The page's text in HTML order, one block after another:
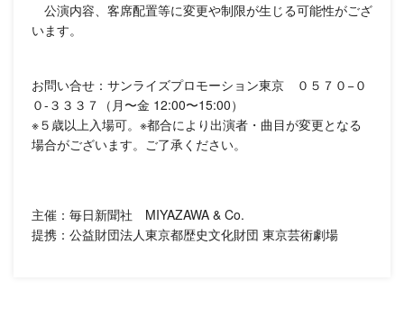
公演内容、客席配置等に変更や制限が生じる可能性がござ
います。
お問い合せ：サンライズプロモーション東京 ０５７０−０
０-３３３７（月〜金 12:00〜15:00）
※５歳以上入場可。※都合により出演者・曲目が変更となる
場合がございます。ご了承ください。
主催：毎日新聞社 MIYAZAWA & Co.
提携：公益財団法人東京都歴史文化財団 東京芸術劇場